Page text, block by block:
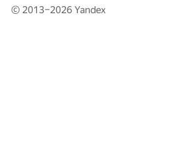
© 2013–2026Yandex